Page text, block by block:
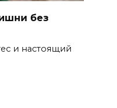
без
и настоящий